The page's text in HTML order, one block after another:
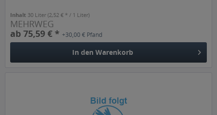
Inhalt 30 Liter(2,52 € * / 1 Liter)
MEHRWEG
ab 75,59 € *+30,00 € Pfand
In den Warenkorb